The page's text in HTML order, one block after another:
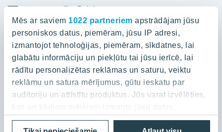
Mēs ar saviem 1022 partneriem apstrādājam jūsu
personiskos datus, piemēram, jūsu IP adresi,
izmantojot tehnoloģijas, piemēram, sīkdatnes, lai
glabātu informāciju un piekļūtu tai jūsu ierīcē, lai
rādītu personalizētas reklāmas un saturu, veiktu
reklāmu un satura mērījumus, gūtu ieskatu par
auditoriju un attīstītu produktus. Jūs varat izvēlēties,
gramatvediba@yit.lv
Rekvīziti
Projekti
Silvas nami
Grafīts
Par YIT
Par YIT
Privātuma politika Cookies